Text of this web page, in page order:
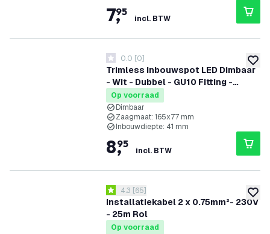
7,
95
incl. BTW
Trimless Inbouwspot LED Dimbaar
- Wit - Dubbel - GU10 Fitting -
130x130mm
0 score sterren
0.0 [0]
Op voorraad
Dimbaar
Zaagmaat: 165x77 mm
Inbouwdiepte: 41 mm
8,
95
incl. BTW
Installatiekabel 2 x 0.75mm²- 230V
- 25m Rol
reviews drawer openen
4.3 score sterren
4.3 [65]
Op voorraad